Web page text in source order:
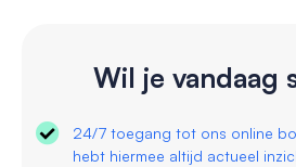
Wil je vandaag
24/7 toegang tot ons online
hebt hiermee altijd actueel